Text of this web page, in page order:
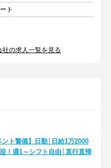
ト
の求人一覧を見る
ント警備】日勤│日給1万2000
！週1～シフト自由│直行直帰